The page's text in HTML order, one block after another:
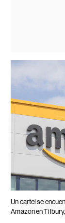
Un cartel se
Amazon en